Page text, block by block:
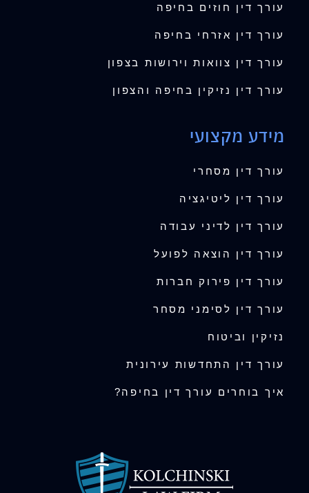
עורך דין חוזים בחיפה
עורך דין אזרחי בחיפה
עורך דין צוואות וירושות בצפון
עורך דין נזיקין בחיפה והצפון
מידע מקצועי
עורך דין מסחרי
עורך דין ליטיגציה
עורך דין לדיני עבודה
עורך דין הוצאה לפועל
עורך דין פירוק חברות
עורך דין לסימני מסחר
נזיקין וביטוח
עורך דין התחדשות עירונית
איך בוחרים עורך דין בחיפה?